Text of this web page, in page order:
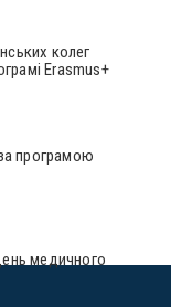
колег
Erasmus+
програмою
медичного